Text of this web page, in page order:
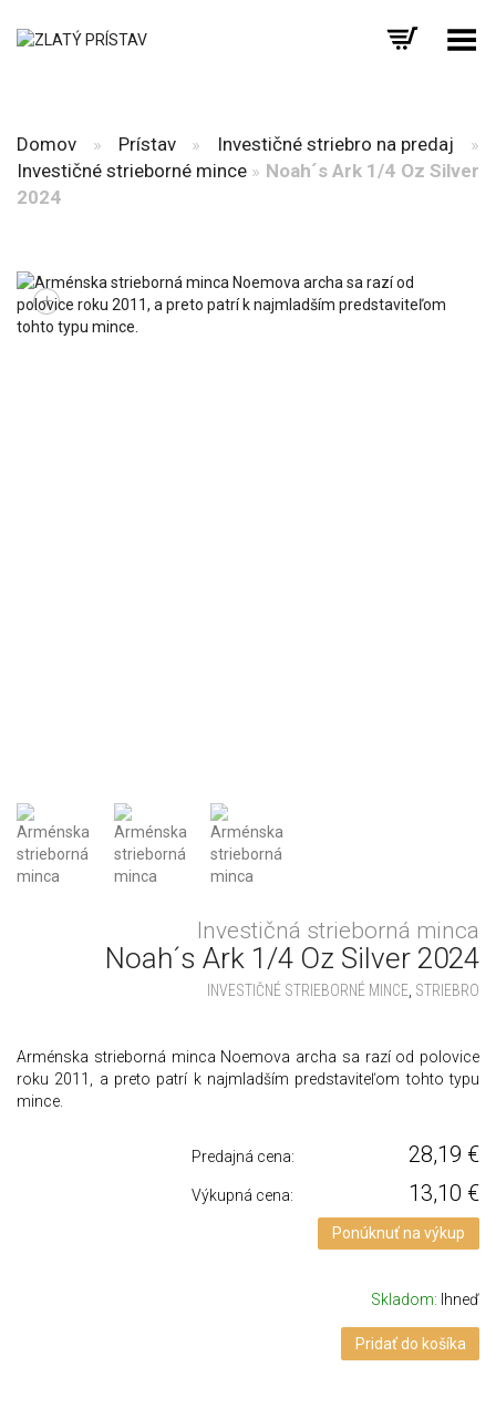
Prepnúť menu
Domov » Prístav» Investičné striebro na predaj »
Investičné strieborné mince » Noah´s Ark 1/4 Oz Silver
2024
+
Investičná strieborná minca
Noah´s Ark 1/4 Oz Silver 2024
INVESTIČNÉ STRIEBORNÉ MINCE STRIEBRO
Arménska strieborná minca Noemova archa sa razí od polovice
roku 2011, a preto patrí k najmladším predstaviteľom tohto typu
mince.
Predajná cena: 28,19 €
Výkupná cena: 13,10 €
Ponúknuť na výkup
Skladom: Ihneď
Pridať do košíka